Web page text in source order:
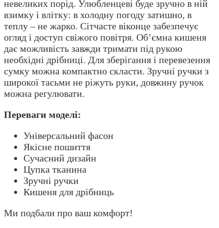
невеликих порід. Улюбленцеві буде зручно в ній
взимку і влітку: в холодну погоду затишно, в
теплу – не жарко. Сітчасте віконце забезпечує
огляд і доступ свіжого повітря. Об’ємна кишеня
дає можливість завжди тримати під рукою
необхідні дрібниці. Для зберігання і перевезення
сумку можна компактно скласти. Зручні ручки з
широкої тасьми не ріжуть руки, довжину ручок
можна регулювати.
Переваги моделі:
Універсальний фасон
Якісне пошиття
Сучасний дизайн
Цупка тканина
Зручні ручки
Кишеня для дрібниць
Ми подбали про ваш комфорт!